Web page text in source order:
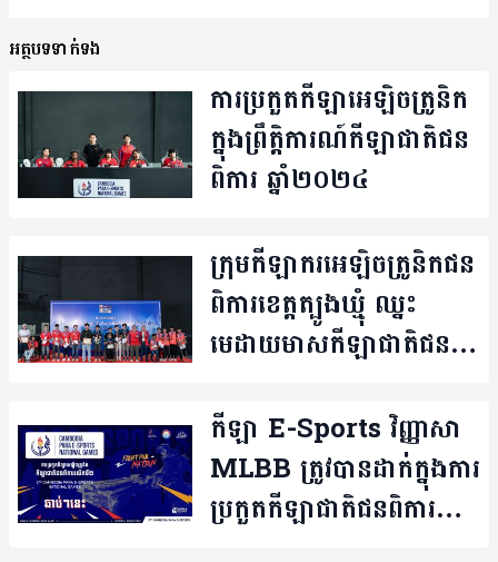
អត្ថបទទាក់ទង
ការ​ប្រកួត​កីឡា​អេឡិចត្រូនិក
ក្នុង​ព្រឹត្តិការណ៍​កីឡា​ជាតិជន​
ពិការ ឆ្នាំ​២០២៤
ក្រុម​កីឡាករ​អេឡិចត្រូនិក​ជន​
ពិការ​ខេត្ត​ត្បូង​ឃ្មុំ ឈ្នះ​
មេដាយ​មាស​កីឡា​ជាតិជន​
កីឡា E-Sports វិញ្ញាសា
MLBB ត្រូវ​បាន​ដាក់​ក្នុង​ការ​
ប្រកួត​​កីឡា​ជាតិ​ជន​ពិការ​